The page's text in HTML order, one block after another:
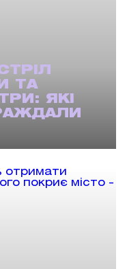
ТА
ЯКІ